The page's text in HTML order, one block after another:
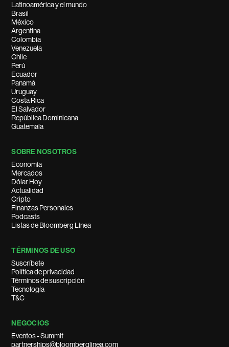
Latinoamérica y el mundo
Brasil
México
Argentina
Colombia
Venezuela
Chile
Perú
Ecuador
Panamá
Uruguay
Costa Rica
El Salvador
República Dominicana
Guatemala
SOBRE NOSOTROS
Economía
Mercados
Dólar Hoy
Actualidad
Cripto
Finanzas Personales
Podcasts
Listas de Bloomberg Línea
TÉRMINOS DE USO
Suscríbete
Política de privacidad
Términos de suscripción
Tecnología
T&C
NEGOCIOS
Eventos - Summit
partnerships@bloomberglinea.com